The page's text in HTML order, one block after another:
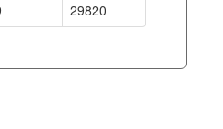
29820